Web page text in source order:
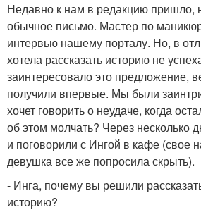
Недавно к нам в редакцию пришло,
обычное письмо. Мастер по
интервью нашему порталу. Но, в
хотела рассказать историю не
заинтересовало это предложение,
получили впервые. Мы были
хочет говорить о неудаче, когда
об этом молчать? Через несколько
и поговорили с Ингой в кафе (свое
девушка все же попросила скрыть).
- Инга, почему вы решили
историю?